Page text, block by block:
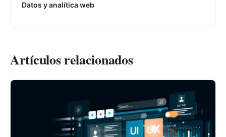
Datos y analítica web
Artículos relacionados